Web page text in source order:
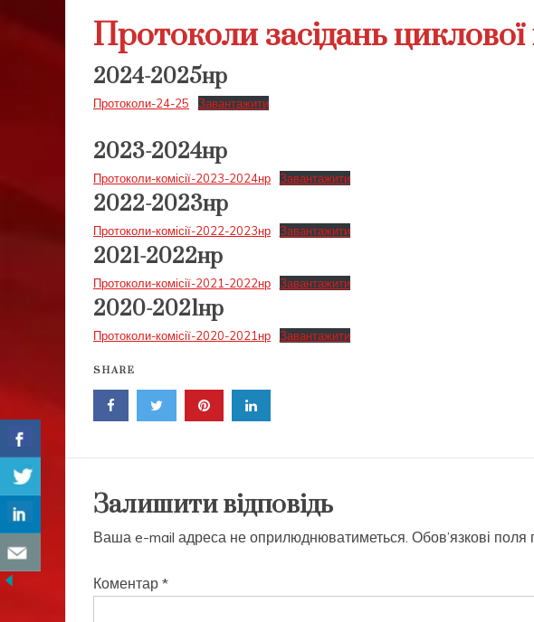
Протоколи засідань циклової
2024-2025нр
Протоколи-24-25 Завантажити
2023-2024нр
Протоколи-комісії-2023-2024нр Завантажити
2022-2023нр
Протоколи-комісії-2022-2023нр Завантажити
2021-2022нр
Протоколи-комісії-2021-2022нр Завантажити
2020-2021нр
Протоколи-комісії-2020-2021нр Завантажити
SHARE
Залишити відповідь
Ваша e-mail адреса не оприлюднюватиметься. Обов’язкові поля
Коментар *